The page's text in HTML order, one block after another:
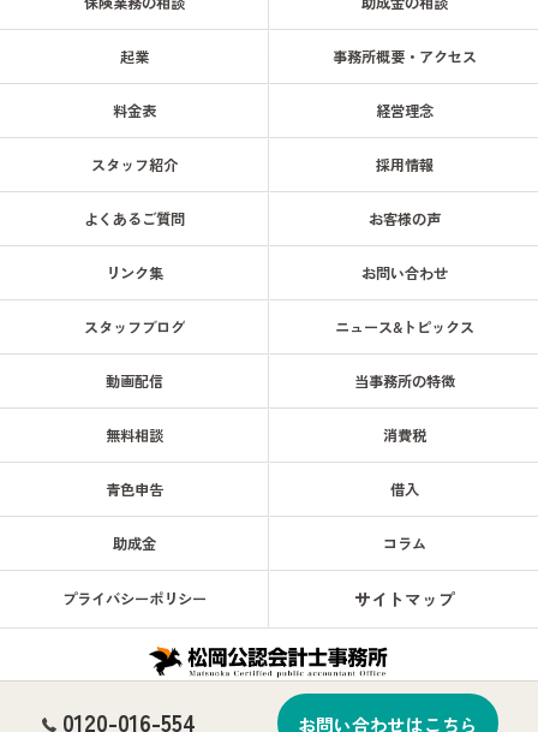
0120-016-554 お問い合わせはこちら
起業 事務所概要・アクセス
料金表 経営理念
スタッフ紹介 採用情報
よくあるご質問 お客様の声
リンク集 お問い合わせ
スタッフブログ ニュース&トピックス
動画配信 当事務所の特徴
無料相談 消費税
青色申告 借入
助成金 コラム
プライバシーポリシー サイトマップ
© 2026 天神南駅徒歩1分！ 福岡で税務は松岡公認会計士事務所へ 企業・会計・税